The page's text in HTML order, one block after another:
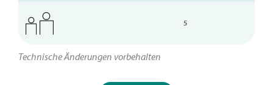
5
Technische Änderungen vorbehalten